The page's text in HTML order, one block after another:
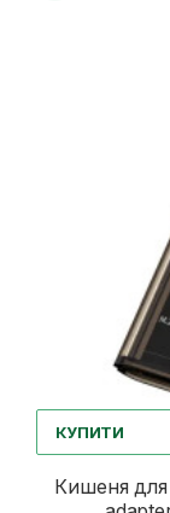
КУПИТИ
Кишеня для